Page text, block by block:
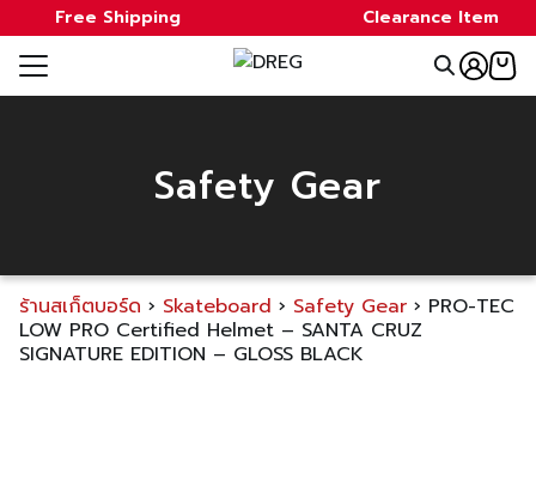
to
content
Free Shipping Clearance Item
Search
for:
Safety Gear
ร้านสเก็ตบอร์ด › Skateboard › Safety Gear › PRO-TEC
LOW PRO Certified Helmet – SANTA CRUZ
SIGNATURE EDITION – GLOSS BLACK